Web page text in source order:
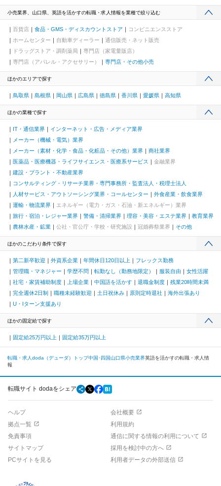
駅、浜町アーケード駅、水道町駅、朝日通駅
小売業界、山口県、英語を活かすの転職・求人情報を業種で絞り込む
百貨店 食品・GMS・ディスカウントストア
コンビニエンスストア
ホームセンター
自動車ディーラー
通信販売・ネット販売
ドラッグストア・調剤薬局
専門店（家電量販店）
専門店（アパレル・アクセサリー）
専門店・その他小売
ほかのエリアで探す
鳥取県 島根県 岡山県 広島県 徳島県 香川県 愛媛県 高知県
ほかの業種で探す
IT・通信業界
インターネット・広告・メディア業界
メーカー（機械・電気）業界
メーカー（素材・化学・食品・化粧品・その他）業界
商社業界
医薬品・医療機器・ライフサイエンス・医療系サービス
金融業界
建設・プラント・不動産業界
コンサルティング・リサーチ業界・専門事務所・監査法人・税理士法人
人材サービス・アウトソーシング業界・コールセンター
外食産業・飲食業界
運輸・物流業界
エネルギー（電力・ガス・石油・新エネルギー）業界
旅行・宿泊・レジャー業界
警備・清掃業界 理容・美容・エステ業界
教育業界
農林水産・鉱業
公社・官公庁・学校・研究施設 冠婚葬祭業界 その他
ほかのこだわり条件で探す
第二新卒歓迎 外資系企業 年間休日120日以上
フレックス勤務
管理職・マネジャー
学歴不問 転勤なし（勤務地限定） 服装自由
女性活躍
社宅・家賃補助制度
上場企業 中国語を活かす 退職金制度
残業20時間未満
完全週休2日制
職種未経験歓迎 土日祝休み 原則定時退社
海外出張あり
U・Iターン支援あり
ほかの固定給で探す
固定給25万円以上 固定給35万円以上
転職・求人doda（デューダ）トップ中国･四国山口県小売業界英語を活かすの転職・求人情
報
転職サイト dodaをシェア
ヘルプ
会社概要
拠点一覧
利用規約
免責事項
通信に関する情報の利用について
サイトマップ
採用を検討中の方へ
PCサイトを見る
利用者データの外部送信